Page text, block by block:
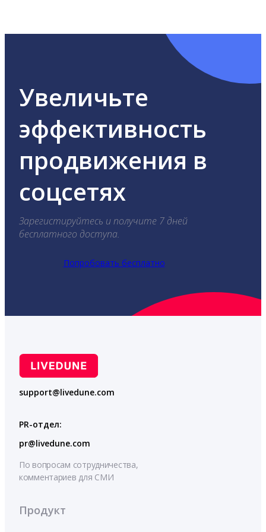
Увеличьте
эффективность
продвижения в
соцсетях
Зарегистируйтесь и получите 7 дней
бесплатного доступа.
Попробовать бесплатно
support@livedune.com
PR-отдел:
pr@livedune.com
По вопросам сотрудничества,
комментариев для СМИ
Продукт